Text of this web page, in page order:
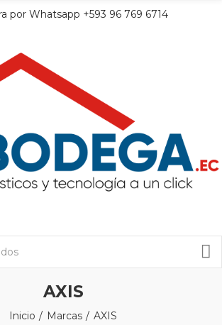
por Whatsapp +593 96 769 6714
AXIS
Inicio Marcas AXIS